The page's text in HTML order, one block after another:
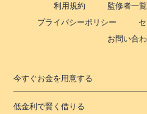
利用規約
監修者一覧
プライバシーポリシー
お問い合
今すぐお金を用意する
低金利で賢く借りる